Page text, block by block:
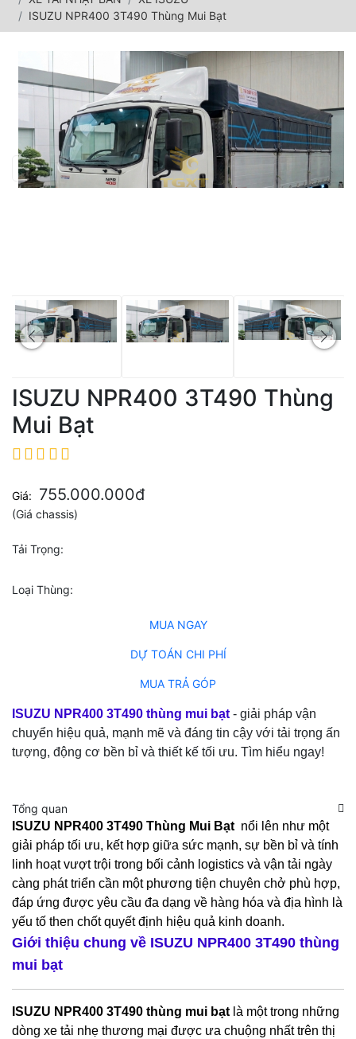
ISUZU NPR400 3T490 Thùng Mui Bạt
ISUZU NPR400 3T490 Thùng
Mui Bạt
Giá: 755.000.000đ
(Giá chassis)
Tải Trọng:
Loại Thùng:
MUA NGAY
DỰ TOÁN CHI PHÍ
MUA TRẢ GÓP
ISUZU NPR400 3T490 thùng mui bạt - giải pháp vận
chuyển hiệu quả, mạnh mẽ và đáng tin cậy với tải trọng ấn
tượng, động cơ bền bỉ và thiết kế tối ưu. Tìm hiểu ngay!
Tổng quan
ISUZU NPR400 3T490 Thùng Mui Bạt nổi lên như một
giải pháp tối ưu, kết hợp giữa sức mạnh, sự bền bỉ và tính
linh hoạt vượt trội trong bối cảnh logistics và vận tải ngày
càng phát triển cần một phương tiện chuyên chở phù hợp,
đáp ứng được yêu cầu đa dạng về hàng hóa và địa hình là
yếu tố then chốt quyết định hiệu quả kinh doanh.
Giới thiệu chung về ISUZU NPR400 3T490 thùng
mui bạt
ISUZU NPR400 3T490 thùng mui bạt là một trong những
dòng xe tải nhẹ thương mại được ưa chuộng nhất trên thị